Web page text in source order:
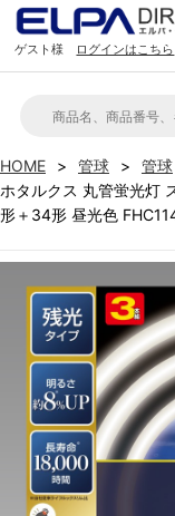
ゲスト様 ログインはこちら
HOME 管球
管球
ホタルクス 丸管蛍光灯
形＋34形 昼光色